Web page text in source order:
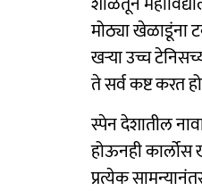
मोठ्या खेळाडूंना
खऱ्या उच्च
ते सर्व कष्ट करत
स्पेन देशातील
होऊनही कार्लोस
प्रत्येक